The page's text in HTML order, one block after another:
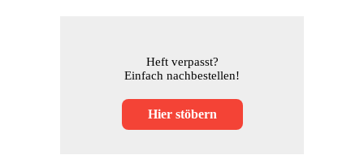
Heft verpasst?
Einfach nachbestellen!
Hier stöbern